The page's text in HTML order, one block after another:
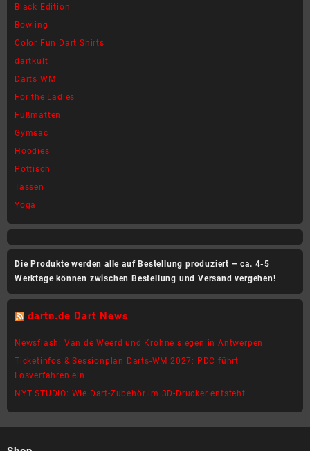
Optionen
können
Produktseite
gewählt
werden
Black Edition
Bowling
Color Fun Dart Shirts
dartkult
Darts WM
For the Ladies
Fußmatten
Gymsac
Hoodies
Pottisch
Tassen
Yoga
Die Produkte werden alle auf Bestellung produziert – ca. 4-5
Werktage können zwischen Bestellung und Versand vergehen!
dartn.de Dart News
Newsflash: Van de Weerd und Krohne siegen in Antwerpen
Ticketinfos & Sessionplan Darts-WM 2027: PDC führt
Losverfahren ein
NYT STUDIO: Wie Dart-Zubehör im 3D-Drucker entsteht